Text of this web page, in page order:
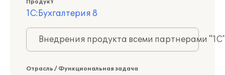
Продукт
1С:Бухгалтерия 8
Внедрения продукта всеми партнерами
Отрасль / Функциональная задача